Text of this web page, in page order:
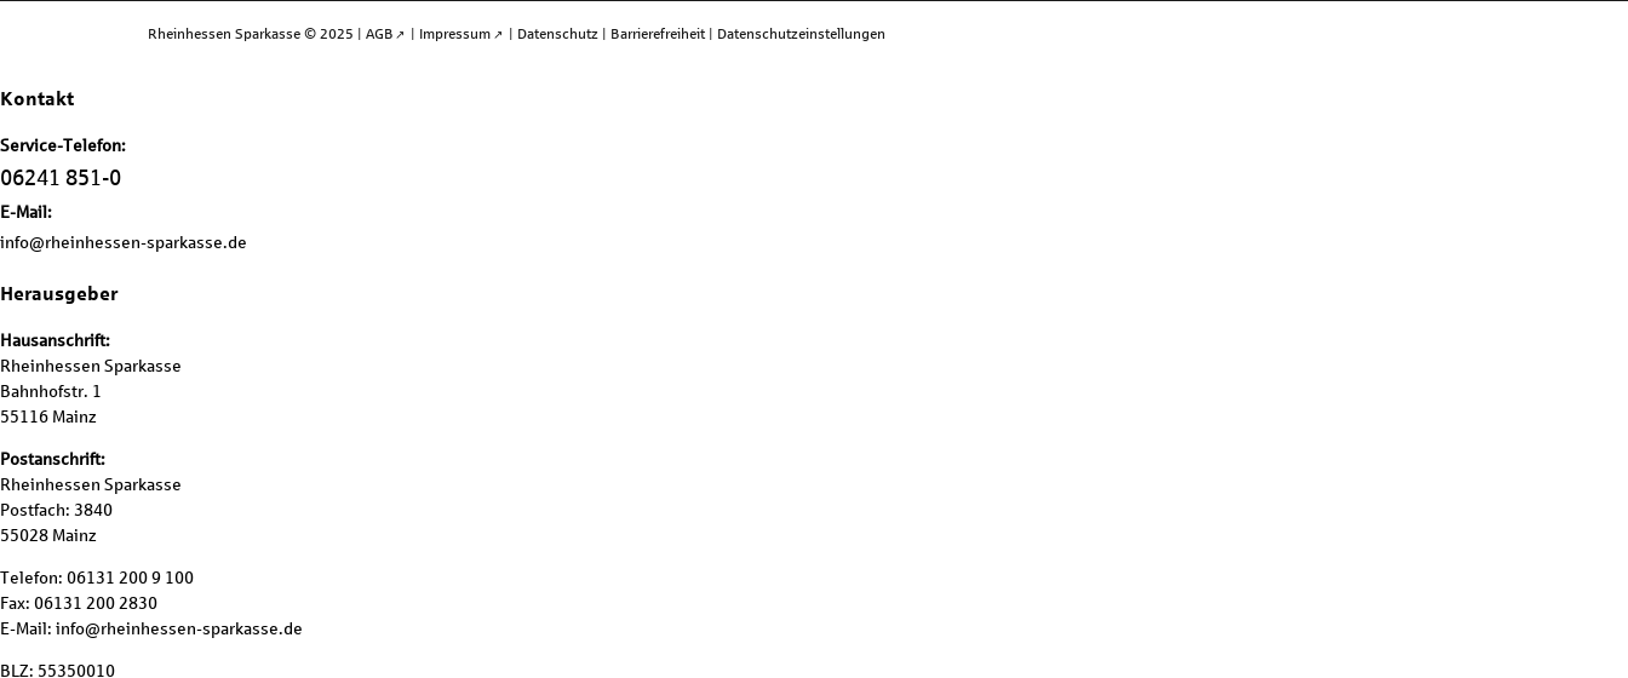
Rheinhessen Sparkasse © 2025 | AGB | Impressum | Datenschutz| Barrierefreiheit | Datenschutzeinstellungen
Kontakt
Service-Telefon:
06241 851-0
E-Mail:
info@rheinhessen-sparkasse.de
Herausgeber
Hausanschrift:
Rheinhessen Sparkasse
Bahnhofstr. 1
55116 Mainz
Postanschrift:
Rheinhessen Sparkasse
Postfach: 3840
55028 Mainz
Telefon: 06131 200 9 100
Fax: 06131 200 2830
E-Mail: info@rheinhessen-sparkasse.de
BLZ: 55350010